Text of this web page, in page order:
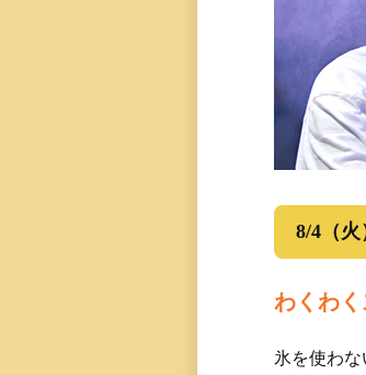
8/4（火
わくわ
氷を使わ